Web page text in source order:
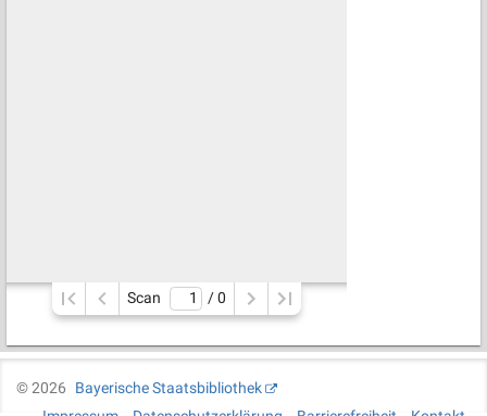
Scan / 0
©2026
Bayerische Staatsbibliothek